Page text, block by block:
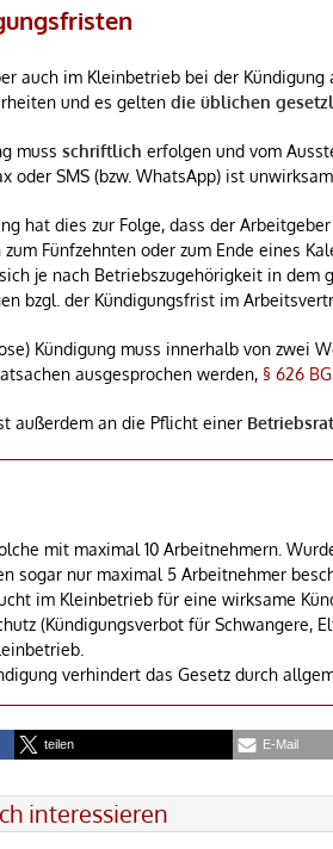
auch im Kleinbetrieb bei der
und es gelten die üblichen
muss schriftlich erfolgen und vom
oder SMS (bzw. WhatsApp) ist unwirksam.
hat dies zur Folge, dass der
Fünfzehnten oder zum Ende eines
je nach Betriebszugehörigkeit in dem
bzgl. der Kündigungsfrist im
Kündigung muss innerhalb von zwei
ausgesprochen werden, § 626
außerdem an die Pflicht einer
mit maximal 10 Arbeitnehmern.
sogar nur maximal 5 Arbeitnehmer
im Kleinbetrieb für eine wirksame
(Kündigungsverbot für Schwangere,
verhindert das Gesetz durch
teilen E-Mail
interessieren